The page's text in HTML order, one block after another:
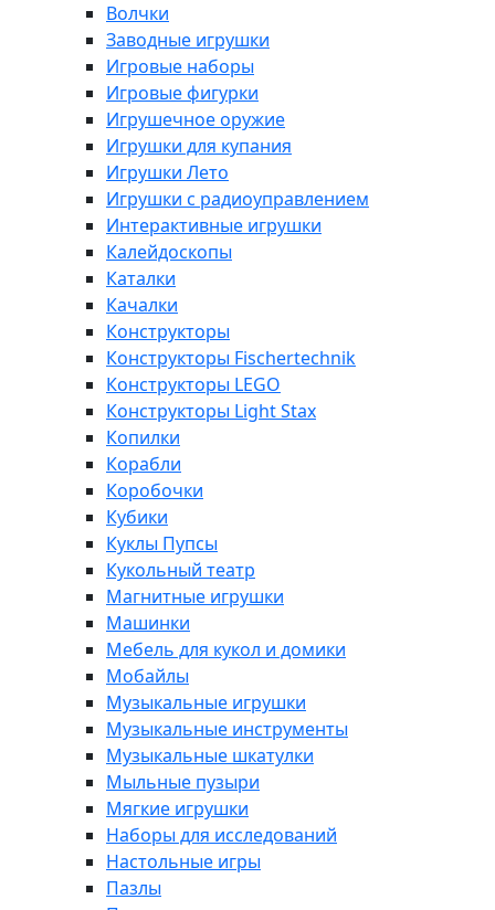
Волчки
Заводные игрушки
Игровые наборы
Игровые фигурки
Игрушечное оружие
Игрушки для купания
Игрушки Лето
Игрушки с радиоуправлением
Интерактивные игрушки
Калейдоскопы
Каталки
Качалки
Конструкторы
Конструкторы Fisсhertechnik
Конструкторы LEGO
Конструкторы Light Stax
Копилки
Корабли
Коробочки
Кубики
Куклы Пупсы
Кукольный театр
Магнитные игрушки
Машинки
Мебель для кукол и домики
Мобайлы
Музыкальные игрушки
Музыкальные инструменты
Музыкальные шкатулки
Мыльные пузыри
Мягкие игрушки
Наборы для исследований
Настольные игры
Пазлы